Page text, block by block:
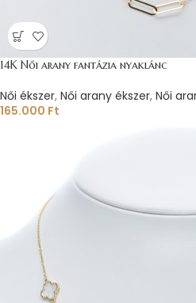
14K Női arany fantázia nyaklánc
Női ékszer, Női arany ékszer, Női
165.000 Ft